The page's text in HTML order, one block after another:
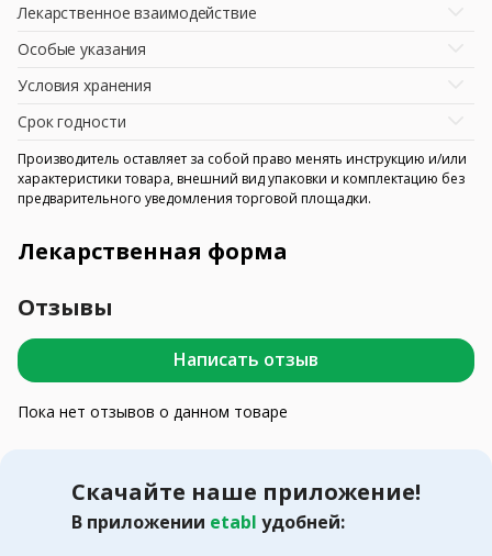
Лекарственное взаимодействие
Особые указания
Условия хранения
Срок годности
Производитель оставляет за собой право менять инструкцию и/или
характеристики товара, внешний вид упаковки и комплектацию без
предварительного уведомления торговой площадки.
Лекарственная форма
Отзывы
Написать отзыв
Пока нет отзывов о данном товаре
Скачайте наше приложение!
В приложении etabl удобней: